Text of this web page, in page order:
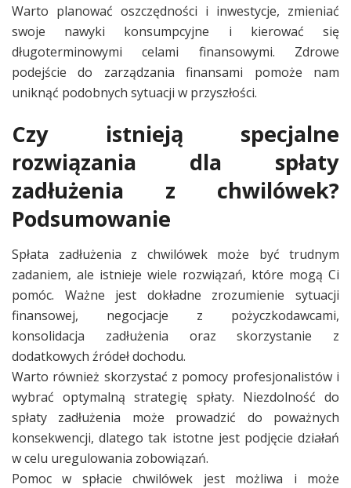
Warto planować oszczędności i inwestycje, zmieniać
swoje nawyki konsumpcyjne i kierować się
długoterminowymi celami finansowymi. Zdrowe
podejście do zarządzania finansami pomoże nam
uniknąć podobnych sytuacji w przyszłości.
Czy istnieją specjalne
rozwiązania dla spłaty
zadłużenia z chwilówek?
Podsumowanie
Spłata zadłużenia z chwilówek może być trudnym
zadaniem, ale istnieje wiele rozwiązań, które mogą Ci
pomóc. Ważne jest dokładne zrozumienie sytuacji
finansowej, negocjacje z pożyczkodawcami,
konsolidacja zadłużenia oraz skorzystanie z
dodatkowych źródeł dochodu.
Warto również skorzystać z pomocy profesjonalistów i
wybrać optymalną strategię spłaty. Niezdolność do
spłaty zadłużenia może prowadzić do poważnych
konsekwencji, dlatego tak istotne jest podjęcie działań
w celu uregulowania zobowiązań.
Pomoc w spłacie chwilówek jest możliwa i może